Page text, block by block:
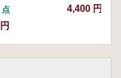
点 4,400 円